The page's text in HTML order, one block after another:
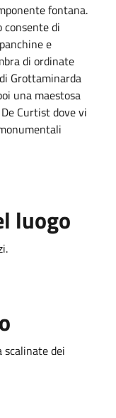
fontana.
consente di
e
di ordinate
Grottaminarda
una maestosa
Curtist dove vi
luogo
scalinate dei